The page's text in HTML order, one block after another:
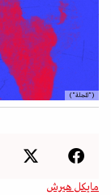
("المجلة")
مايكل هيرش